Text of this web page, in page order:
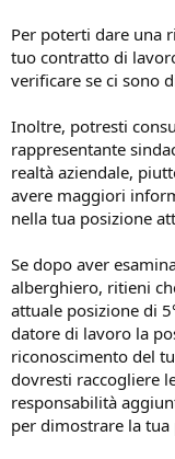
Per poterti dare una
tuo contratto di
verificare se ci sono
Inoltre, potresti
rappresentante
realtà aziendale,
avere maggiori
nella tua posizione
Se dopo aver
alberghiero, ritieni
attuale posizione di
datore di lavoro la
riconoscimento del
dovresti raccogliere
responsabilità
per dimostrare la tua